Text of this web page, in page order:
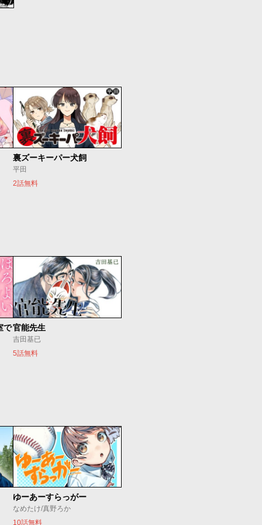
裏ズーキーパー犬飼
平田
2話無料
で官能先生
吉田基已
5話無料
ゆーあーすらっがー
なめたけ/真野ろか
10話無料